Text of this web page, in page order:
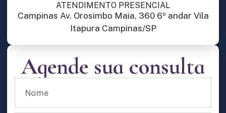
Agende sua consulta
ATENDIMENTO PRESENCIAL
Campinas Av. Orosimbo Maia, 360 6º andar Vila
Itapura Campinas/SP